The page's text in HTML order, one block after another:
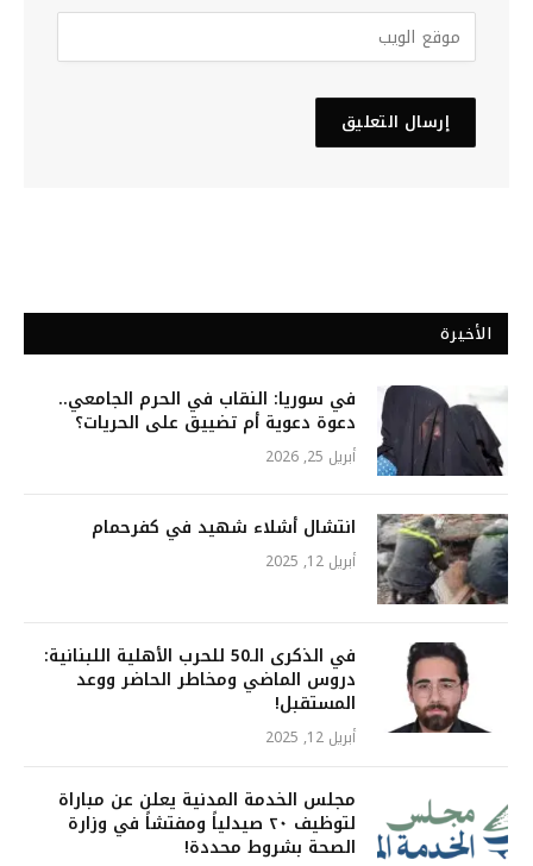
الأخيرة
في سوريا: النقاب في الحرم الجامعي..
دعوة دعوية أم تضييق على الحريات؟
أبريل 25, 2026
انتشال أشلاء شهيد في كفرحمام
أبريل 12, 2025
في الذكرى الـ50 للحرب الأهلية اللبنانية:
دروس الماضي ومخاطر الحاضر ووعد
المستقبل!
أبريل 12, 2025
مجلس الخدمة المدنية يعلن عن مباراة
لتوظيف ٢٠ صيدلياً ومفتشاً في وزارة
الصحة بشروط محددة!